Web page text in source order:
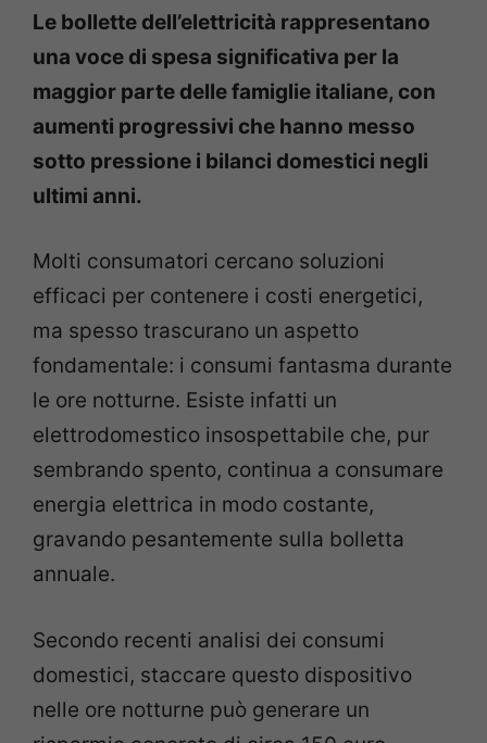
Le bollette dell’elettricità rappresentano
una voce di spesa significativa per la
maggior parte delle famiglie italiane, con
aumenti progressivi che hanno messo
sotto pressione i bilanci domestici negli
ultimi anni.
Molti consumatori cercano soluzioni
efficaci per contenere i costi energetici,
ma spesso trascurano un aspetto
fondamentale: i consumi fantasma durante
le ore notturne. Esiste infatti un
elettrodomestico insospettabile che, pur
sembrando spento, continua a consumare
energia elettrica in modo costante,
gravando pesantemente sulla bolletta
annuale.
Secondo recenti analisi dei consumi
domestici, staccare questo dispositivo
nelle ore notturne può generare un